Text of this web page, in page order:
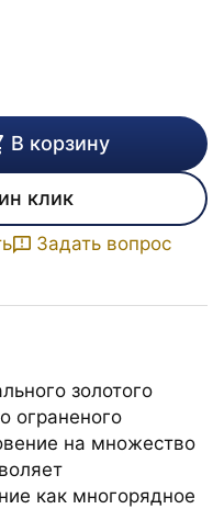
В корзину
клик
Задать вопрос
золотого
ограненого
на множество
как многорядное